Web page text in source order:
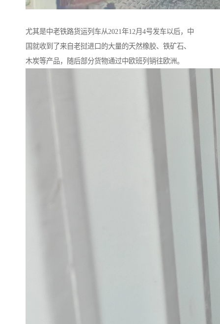
尤其是中老铁路货运列车从2021年12月4号发车以后，中
国就收到了来自老挝进口的大量的天然橡胶、铁矿石、
木炭等产品，随后部分货物通过中欧班列销往欧洲。